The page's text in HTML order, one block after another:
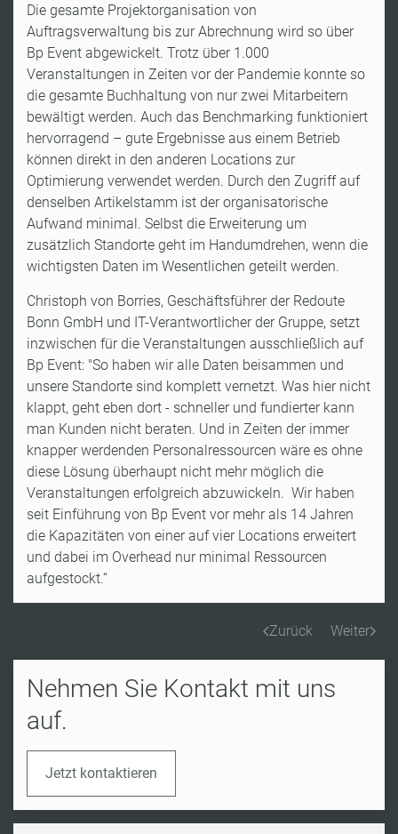
Die gesamte Projektorganisation von
Auftragsverwaltung bis zur Abrechnung wird so über
Bp Event abgewickelt. Trotz über 1.000
Veranstaltungen in Zeiten vor der Pandemie konnte so
die gesamte Buchhaltung von nur zwei Mitarbeitern
bewältigt werden. Auch das Benchmarking funktioniert
hervorragend – gute Ergebnisse aus einem Betrieb
können direkt in den anderen Locations zur
Optimierung verwendet werden. Durch den Zugriff auf
denselben Artikelstamm ist der organisatorische
Aufwand minimal. Selbst die Erweiterung um
zusätzlich Standorte geht im Handumdrehen, wenn die
wichtigsten Daten im Wesentlichen geteilt werden.
Christoph von Borries, Geschäftsführer der Redoute
Bonn GmbH und IT-Verantwortlicher der Gruppe, setzt
inzwischen für die Veranstaltungen ausschließlich auf
Bp Event: "So haben wir alle Daten beisammen und
unsere Standorte sind komplett vernetzt. Was hier nicht
klappt, geht eben dort - schneller und fundierter kann
man Kunden nicht beraten. Und in Zeiten der immer
knapper werdenden Personalressourcen wäre es ohne
diese Lösung überhaupt nicht mehr möglich die
Veranstaltungen erfolgreich abzuwickeln. Wir haben
seit Einführung von Bp Event vor mehr als 14 Jahren
die Kapazitäten von einer auf vier Locations erweitert
und dabei im Overhead nur minimal Ressourcen
aufgestockt.“
Zurück Weiter
Nehmen Sie Kontakt mit uns
auf.
Jetzt kontaktieren